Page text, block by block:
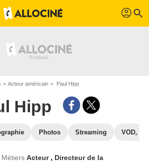
profil search
Acteur américain Paul Hipp
Hipp
Photos Streaming VOD,
MétiersActeur , Directeur de la